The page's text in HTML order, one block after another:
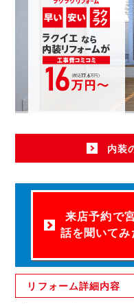
内装
来店予約で
話を聞いてみ
リフォーム詳細内容